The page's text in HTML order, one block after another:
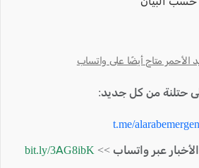
الأحمر متاح أيضًا على واتساب
حتلنة من كل جديد:
t.me/
عبر واتساب >> bit.ly/3AG8ibK